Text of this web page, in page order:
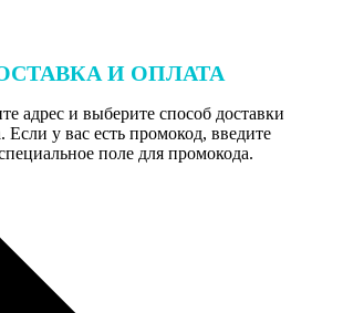
И ОПЛАТА
адрес и выберите способ доставки
Если у вас есть промокод, введите
поле для промокода.